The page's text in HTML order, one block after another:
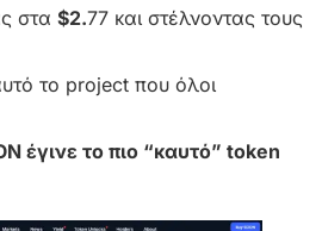
στα $2.77 και στέλνοντας τους
το project που όλοι
έγινε το πιο “καυτό” token